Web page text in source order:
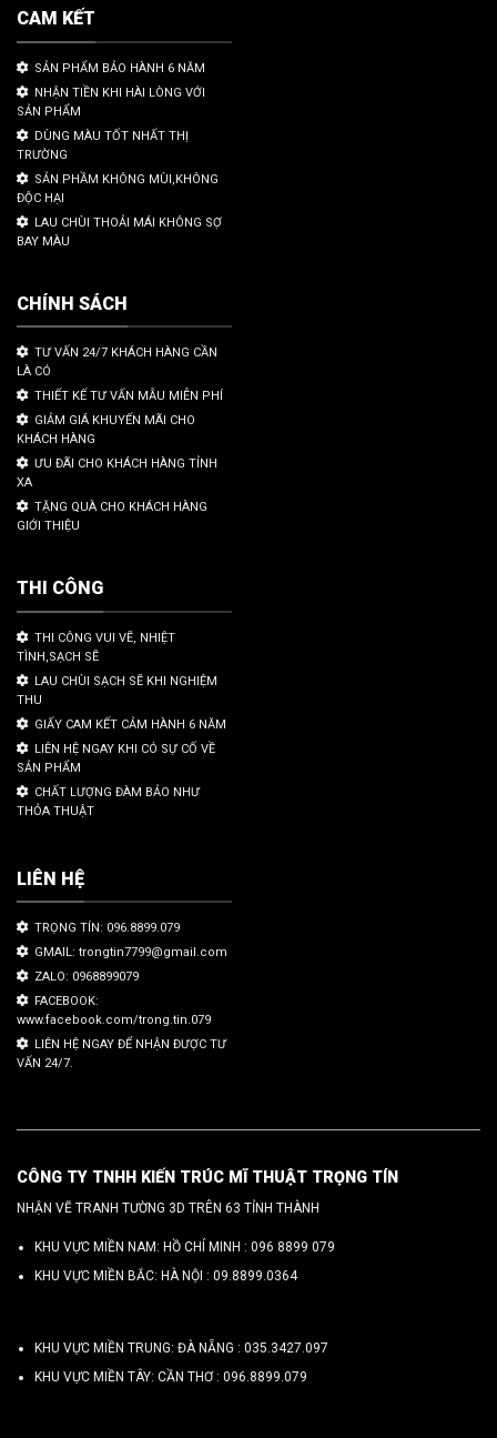
CAM KẾT
SẢN PHẨM BẢO HÀNH 6 NĂM
NHẬN TIỀN KHI HÀI LÒNG VỚI
SẢN PHẨM
DÙNG MÀU TỐT NHẤT THỊ
TRƯỜNG
SẢN PHẦM KHÔNG MÙI,KHÔNG
ĐỘC HẠI
LAU CHÙI THOẢI MÁI KHÔNG SỢ
BAY MÀU
CHÍNH SÁCH
TƯ VẤN 24/7 KHÁCH HÀNG CẦN
LÀ CÓ
THIẾT KẾ TƯ VẤN MẪU MIỄN PHÍ
GIẢM GIÁ KHUYẾN MÃI CHO
KHÁCH HÀNG
ƯU ĐÃI CHO KHÁCH HÀNG TỈNH
XA
TẶNG QUÀ CHO KHÁCH HÀNG
GIỚI THIỆU
THI CÔNG
THI CÔNG VUI VẼ, NHIỆT
TÌNH,SẠCH SẼ
LAU CHÙI SẠCH SẼ KHI NGHIỆM
THU
GIẤY CAM KẾT CẢM HÀNH 6 NĂM
LIÊN HỆ NGAY KHI CÓ SỰ CỐ VỀ
SẢN PHẨM
CHẤT LƯỢNG ĐÀM BẢO NHƯ
THỎA THUẬT
LIÊN HỆ
TRỌNG TÍN: 096.8899.079
GMAIL: trongtin7799@gmail.com
ZALO: 0968899079
FACEBOOK:
www.facebook.com/trong.tin.079
LIÊN HỆ NGAY ĐỂ NHẬN ĐƯỢC TƯ
VẤN 24/7.
CÔNG TY TNHH KIẾN TRÚC MĨ THUẬT TRỌNG TÍN
NHẬN VẼ TRANH TƯỜNG 3D TRÊN 63 TỈNH THÀNH
KHU VỰC MIỀN NAM: HỒ CHÍ MINH : 096 8899 079
KHU VỰC MIỀN BẮC: HÀ NỘI : 09.8899.0364
KHU VỰC MIỀN TRUNG: ĐÀ NẴNG : 035.3427.097
KHU VỰC MIỀN TÂY: CẦN THƠ : 096.8899.079